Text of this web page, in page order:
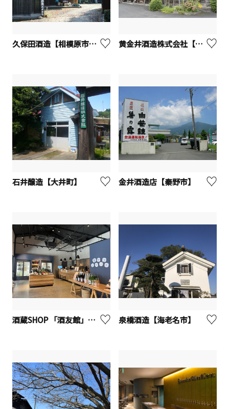
久保田酒造【相模原市緑区】 黄金井酒造株式会社【厚木市】
石井醸造【大井町】 金井酒造店【秦野市】
酒蔵SHOP 「酒友館」【海老名市】 泉橋酒造【海老名市】